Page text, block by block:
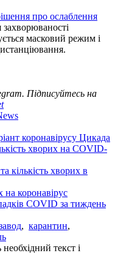
про ослаблення
масковий режим і
Підписуйтесь на
коронавірусу Цикада
хворих на COVID-
кількість хворих в
на коронавірус
COVID за тиждень
, карантин,
текст і